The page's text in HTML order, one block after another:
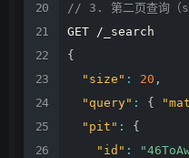
// 3. 第二页查询
GET /_search
{
"size" : 20 ,
"query" : {
"pit" :
{
"id" :